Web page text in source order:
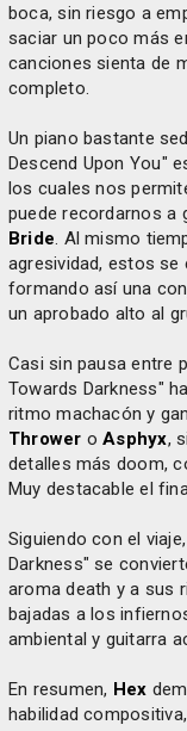
boca, sin riesgo a
saciar un poco más
canciones sienta de
completo.
Un piano bastante
Descend Upon You"
los cuales nos
puede recordarnos a
Bride. Al mismo
agresividad, estos
formando así una
un aprobado alto al
Casi sin pausa entre
Towards Darkness"
ritmo machacón y
Thrower oAsphyx,
detalles más doom,
Muy destacable el
Siguiendo con el
Darkness" se
aroma death y a sus
bajadas a los
ambiental y guitarra
En resumen, Hex
habilidad